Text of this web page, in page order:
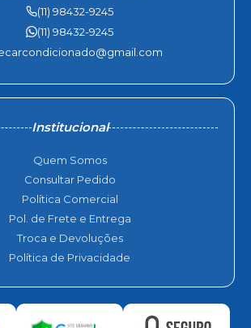
(11) 98432-9245
(11) 98432-9245
Institucional
Quem Somos
Consultar Pedido
Política Comercial
Pol. de Frete e Entrega
Troca e Devoluções
Política de Privacidade